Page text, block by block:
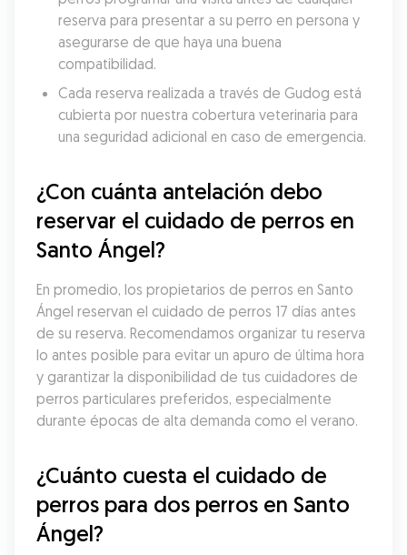
reserva para presentar a su perro en persona y
asegurarse de que haya una buena
compatibilidad.
Cada reserva realizada a través de Gudog está
cubierta por nuestra cobertura veterinaria para
una seguridad adicional en caso de emergencia.
¿Con cuánta antelación debo
reservar el cuidado de perros en
Santo Ángel?
En promedio, los propietarios de perros en Santo
Ángel reservan el cuidado de perros 17 días antes
de su reserva. Recomendamos organizar tu reserva
lo antes posible para evitar un apuro de última hora
y garantizar la disponibilidad de tus cuidadores de
perros particulares preferidos, especialmente
durante épocas de alta demanda como el verano.
¿Cuánto cuesta el cuidado de
perros para dos perros en Santo
Ángel?